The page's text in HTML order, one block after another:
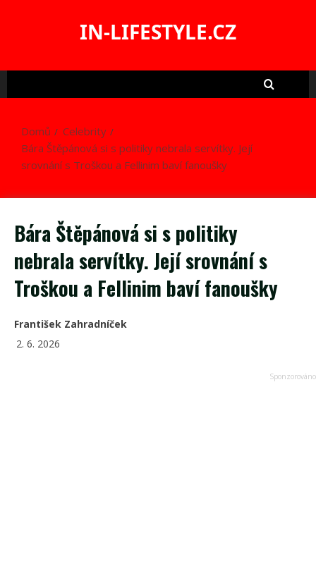
IN-LIFESTYLE.CZ
Domů
Celebrity
Bára Štěpánová si s politiky nebrala servítky. Její
srovnání s Troškou a Fellinim baví fanoušky
Bára Štěpánová si s politiky
nebrala servítky. Její srovnání s
Troškou a Fellinim baví fanoušky
František Zahradníček
2. 6. 2026